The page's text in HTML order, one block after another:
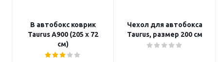
В автобокс коврик
Taurus А900 (205 х 72
см)
Чехол для автобокса
Taurus, размер 200 cм